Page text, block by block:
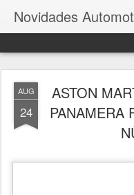
Novidades
AUG
24
ASTON
PANAMERA